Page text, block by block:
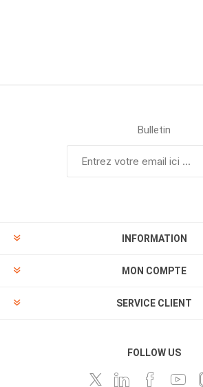
Bulletin
INFORMATION
MON COMPTE
SERVICE CLIENT
FOLLOW US